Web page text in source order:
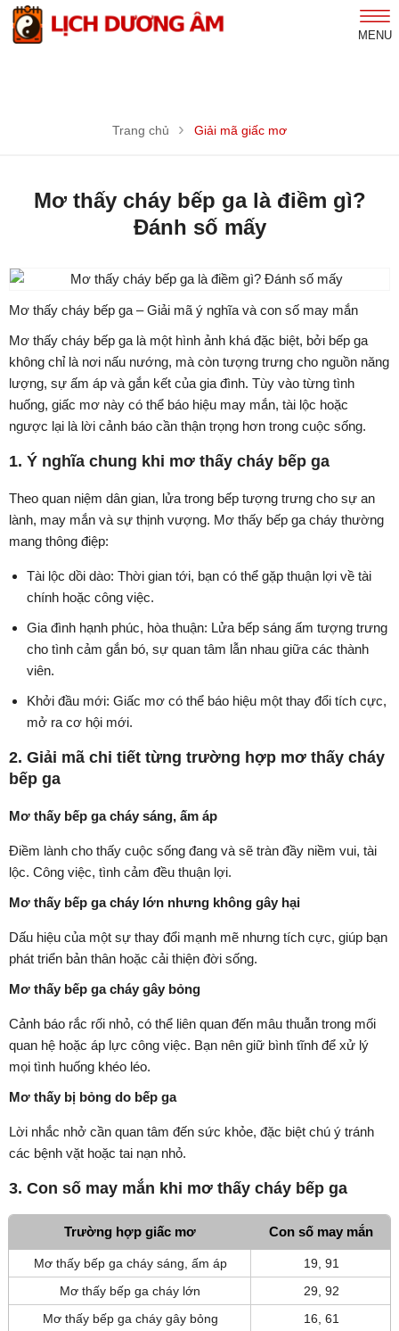
MENU
Trang chủ Giải mã giấc mơ
Mơ thấy cháy bếp ga là điềm gì?
Đánh số mấy
Mơ thấy cháy bếp ga – Giải mã ý nghĩa và con số may mắn
Mơ thấy cháy bếp ga là một hình ảnh khá đặc biệt, bởi bếp ga
không chỉ là nơi nấu nướng, mà còn tượng trưng cho nguồn năng
lượng, sự ấm áp và gắn kết của gia đình. Tùy vào từng tình
huống, giấc mơ này có thể báo hiệu may mắn, tài lộc hoặc
ngược lại là lời cảnh báo cần thận trọng hơn trong cuộc sống.
1. Ý nghĩa chung khi mơ thấy cháy bếp ga
Theo quan niệm dân gian, lửa trong bếp tượng trưng cho sự an
lành, may mắn và sự thịnh vượng. Mơ thấy bếp ga cháy thường
mang thông điệp:
Tài lộc dồi dào: Thời gian tới, bạn có thể gặp thuận lợi về tài
chính hoặc công việc.
Gia đình hạnh phúc, hòa thuận: Lửa bếp sáng ấm tượng trưng
cho tình cảm gắn bó, sự quan tâm lẫn nhau giữa các thành
viên.
Khởi đầu mới: Giấc mơ có thể báo hiệu một thay đổi tích cực,
mở ra cơ hội mới.
2. Giải mã chi tiết từng trường hợp mơ thấy cháy
bếp ga
Mơ thấy bếp ga cháy sáng, ấm áp
Điềm lành cho thấy cuộc sống đang và sẽ tràn đầy niềm vui, tài
lộc. Công việc, tình cảm đều thuận lợi.
Mơ thấy bếp ga cháy lớn nhưng không gây hại
Dấu hiệu của một sự thay đổi mạnh mẽ nhưng tích cực, giúp bạn
phát triển bản thân hoặc cải thiện đời sống.
Mơ thấy bếp ga cháy gây bỏng
Cảnh báo rắc rối nhỏ, có thể liên quan đến mâu thuẫn trong mối
quan hệ hoặc áp lực công việc. Bạn nên giữ bình tĩnh để xử lý
mọi tình huống khéo léo.
Mơ thấy bị bỏng do bếp ga
Lời nhắc nhở cần quan tâm đến sức khỏe, đặc biệt chú ý tránh
các bệnh vặt hoặc tai nạn nhỏ.
3. Con số may mắn khi mơ thấy cháy bếp ga
Trường hợp giấc mơ Con số may mắn
Mơ thấy bếp ga cháy sáng, ấm áp
19, 91
Mơ thấy bếp ga cháy lớn
29, 92
Mơ thấy bếp ga cháy gây bỏng
16, 61